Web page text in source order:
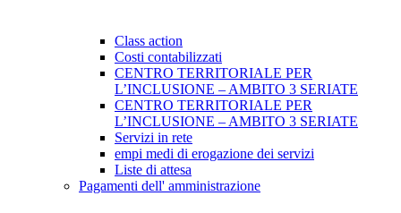
Class action
Costi contabilizzati
CENTRO TERRITORIALE PER
L’INCLUSIONE – AMBITO 3 SERIATE
CENTRO TERRITORIALE PER
L’INCLUSIONE – AMBITO 3 SERIATE
Servizi in rete
empi medi di erogazione dei servizi
Liste di attesa
Pagamenti dell' amministrazione